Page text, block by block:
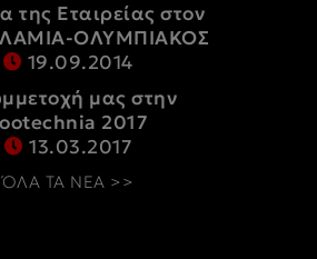
της Εταιρείας στον
ΟΛΥΜΠΙΑΚΟΣ
19.09.2014
μας στην
2017
13.03.2017
ΌΛΑ ΤΑ ΝΕΑ >>